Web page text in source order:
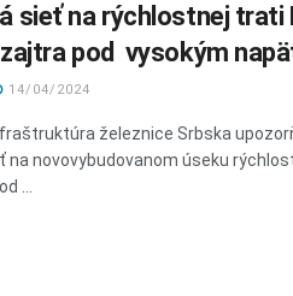
sieť na rýchlostnej trati
pod vysokým
14/04/2024
železnice Srbska
na novovybudovanom úseku
...